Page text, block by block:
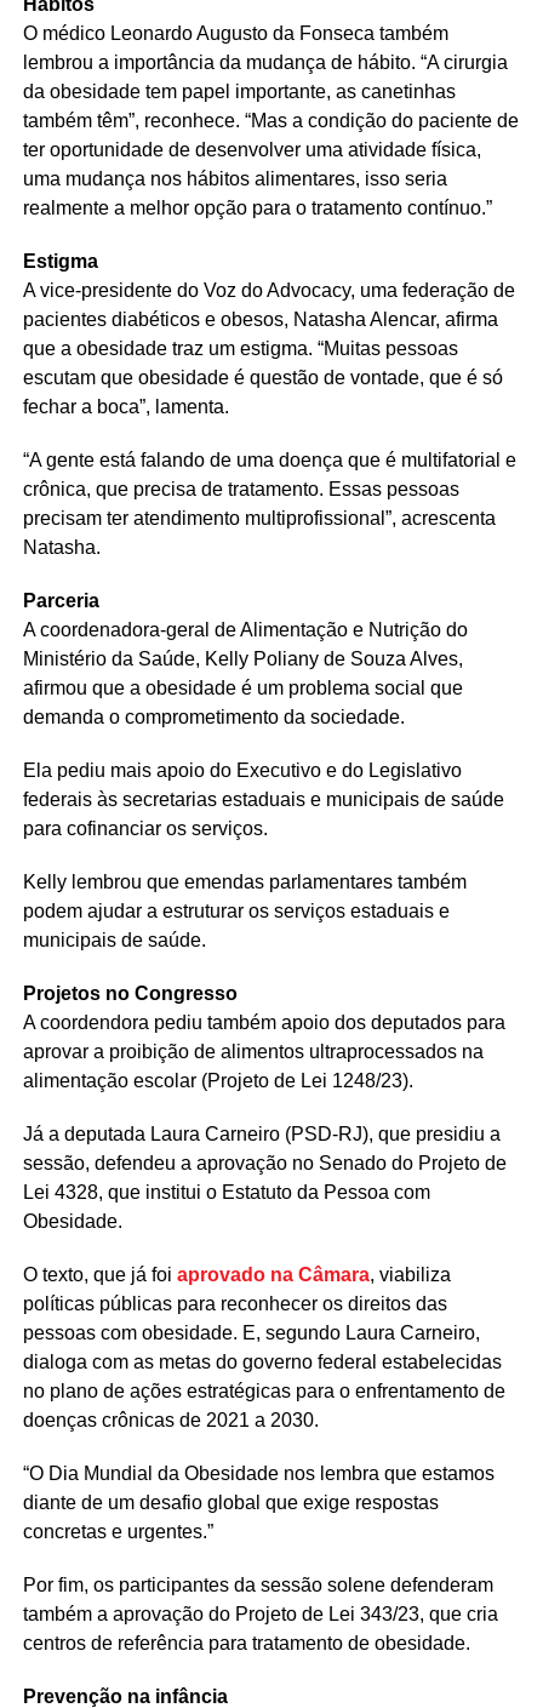
O médico Leonardo Augusto da Fonseca também
lembrou a importância da mudança de hábito. “A cirurgia
da obesidade tem papel importante, as canetinhas
também têm”, reconhece. “Mas a condição do paciente de
ter oportunidade de desenvolver uma atividade física,
uma mudança nos hábitos alimentares, isso seria
realmente a melhor opção para o tratamento contínuo.”
Estigma
A vice-presidente do Voz do Advocacy, uma federação de
pacientes diabéticos e obesos, Natasha Alencar, afirma
que a obesidade traz um estigma. “Muitas pessoas
escutam que obesidade é questão de vontade, que é só
fechar a boca”, lamenta.
“A gente está falando de uma doença que é multifatorial e
crônica, que precisa de tratamento. Essas pessoas
precisam ter atendimento multiprofissional”, acrescenta
Natasha.
Parceria
A coordenadora-geral de Alimentação e Nutrição do
Ministério da Saúde, Kelly Poliany de Souza Alves,
afirmou que a obesidade é um problema social que
demanda o comprometimento da sociedade.
Ela pediu mais apoio do Executivo e do Legislativo
federais às secretarias estaduais e municipais de saúde
para cofinanciar os serviços.
Kelly lembrou que emendas parlamentares também
podem ajudar a estruturar os serviços estaduais e
municipais de saúde.
Projetos no Congresso
A coordendora pediu também apoio dos deputados para
aprovar a proibição de alimentos ultraprocessados na
alimentação escolar (Projeto de Lei 1248/23).
Já a deputada Laura Carneiro (PSD-RJ), que presidiu a
sessão, defendeu a aprovação no Senado do Projeto de
Lei 4328, que institui o Estatuto da Pessoa com
Obesidade.
O texto, que já foi aprovado na Câmara, viabiliza
políticas públicas para reconhecer os direitos das
pessoas com obesidade. E, segundo Laura Carneiro,
dialoga com as metas do governo federal estabelecidas
no plano de ações estratégicas para o enfrentamento de
doenças crônicas de 2021 a 2030.
“O Dia Mundial da Obesidade nos lembra que estamos
diante de um desafio global que exige respostas
concretas e urgentes.”
Por fim, os participantes da sessão solene defenderam
também a aprovação do Projeto de Lei 343/23, que cria
centros de referência para tratamento de obesidade.
Prevenção na infância